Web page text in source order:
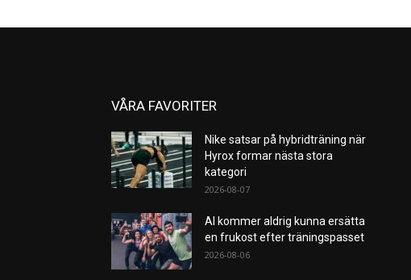
VÅRA FAVORITER
Nike satsar på hybridträning när
Hyrox formar nästa stora
kategori
2026-08-07
AI kommer aldrig kunna ersätta
en frukost efter träningspasset
2026-08-06